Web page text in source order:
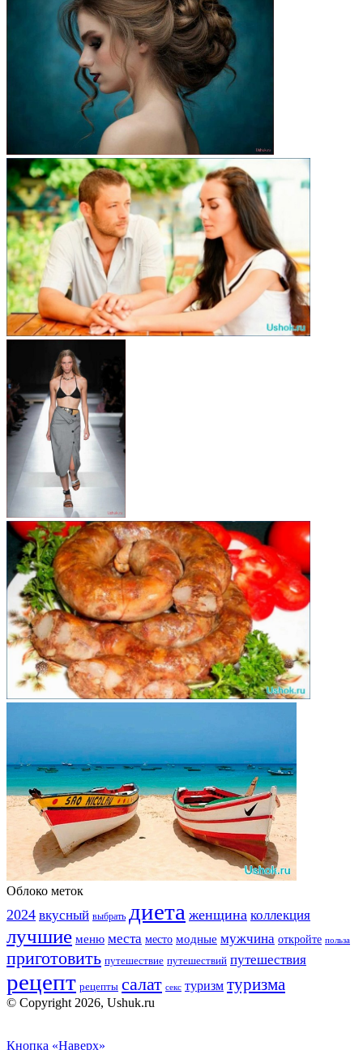
Облоко меток
2024 вкусный выбрать диета женщина коллекция
лучшие меню места место модные мужчина откройте польза
приготовить путешествие путешествий путешествия
рецепт рецепты салат секс туризм туризма
© Copyright 2026, Ushuk.ru
Кнопка «Наверх»